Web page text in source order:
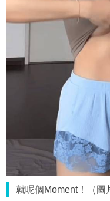
就呢個Moment！（圖